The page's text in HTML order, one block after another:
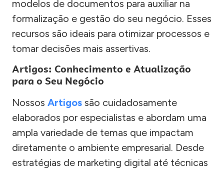
modelos de documentos para auxiliar na
formalização e gestão do seu negócio. Esses
recursos são ideais para otimizar processos e
tomar decisões mais assertivas.
Artigos: Conhecimento e Atualização
para o Seu Negócio
Nossos Artigos são cuidadosamente
elaborados por especialistas e abordam uma
ampla variedade de temas que impactam
diretamente o ambiente empresarial. Desde
estratégias de marketing digital até técnicas